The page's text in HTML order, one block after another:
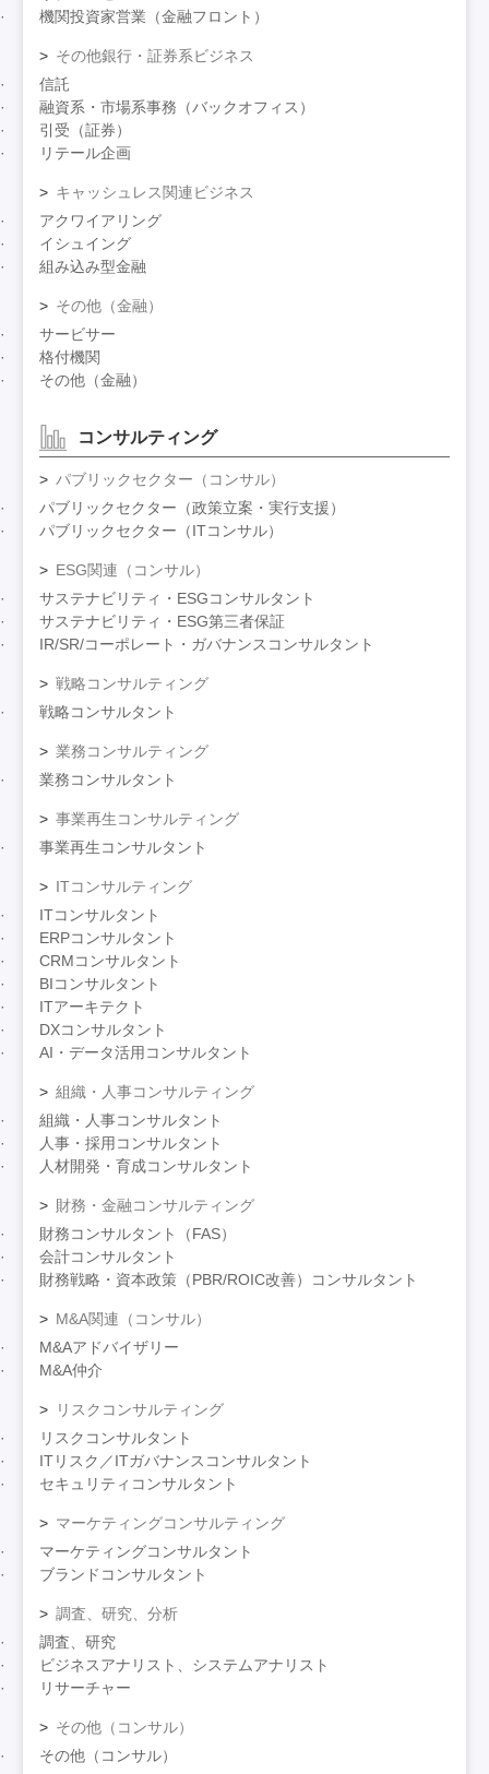
機関投資家営業（金融フロント）
その他銀行・証券系ビジネス
信託
融資系・市場系事務（バックオフィス）
引受（証券）
リテール企画
キャッシュレス関連ビジネス
アクワイアリング
イシュイング
組み込み型金融
その他（金融）
サービサー
格付機関
その他（金融）
コンサルティング
パブリックセクター（コンサル）
パブリックセクター（政策立案・実行支援）
パブリックセクター（ITコンサル）
ESG関連（コンサル）
サステナビリティ・ESGコンサルタント
サステナビリティ・ESG第三者保証
IR/SR/コーポレート・ガバナンスコンサルタント
戦略コンサルティング
戦略コンサルタント
業務コンサルティング
業務コンサルタント
事業再生コンサルティング
事業再生コンサルタント
ITコンサルティング
ITコンサルタント
ERPコンサルタント
CRMコンサルタント
BIコンサルタント
ITアーキテクト
DXコンサルタント
AI・データ活用コンサルタント
組織・人事コンサルティング
組織・人事コンサルタント
人事・採用コンサルタント
人材開発・育成コンサルタント
財務・金融コンサルティング
財務コンサルタント（FAS）
会計コンサルタント
財務戦略・資本政策（PBR/ROIC改善）コンサルタント
M&A関連（コンサル）
M&Aアドバイザリー
M&A仲介
リスクコンサルティング
リスクコンサルタント
ITリスク／ITガバナンスコンサルタント
セキュリティコンサルタント
マーケティングコンサルティング
マーケティングコンサルタント
ブランドコンサルタント
調査、研究、分析
調査、研究
ビジネスアナリスト、システムアナリスト
リサーチャー
その他（コンサル）
その他（コンサル）